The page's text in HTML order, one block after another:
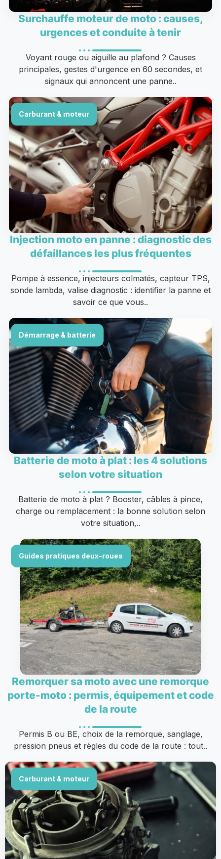
Surchauffe moteur de moto : causes,
urgences et conduite à tenir
Voyant rouge ou aiguille au plafond ? Causes
principales, gestes d'urgence en 60 secondes, et
signaux qui annoncent une panne..
Carburant & moteur
Injection moto en panne : diagnostic des
défaillances les plus fréquentes
Pompe à essence, injecteurs colmatés, capteur TPS,
sonde lambda, valise diagnostic : identifier la panne et
savoir ce que vous..
Démarrage & batterie
Batterie de moto à plat : les 4 solutions
selon votre situation
Batterie de moto à plat ? Booster, câbles à pince,
charge ou remplacement : la bonne solution selon
votre situation,..
Guides pratiques deux-roues
Remorquer sa moto avec une remorque
porte-moto : permis, équipement et code
de la route
Permis B ou BE, choix de la remorque, sanglage,
pression pneus et règles du code de la route : tout..
Carburant & moteur